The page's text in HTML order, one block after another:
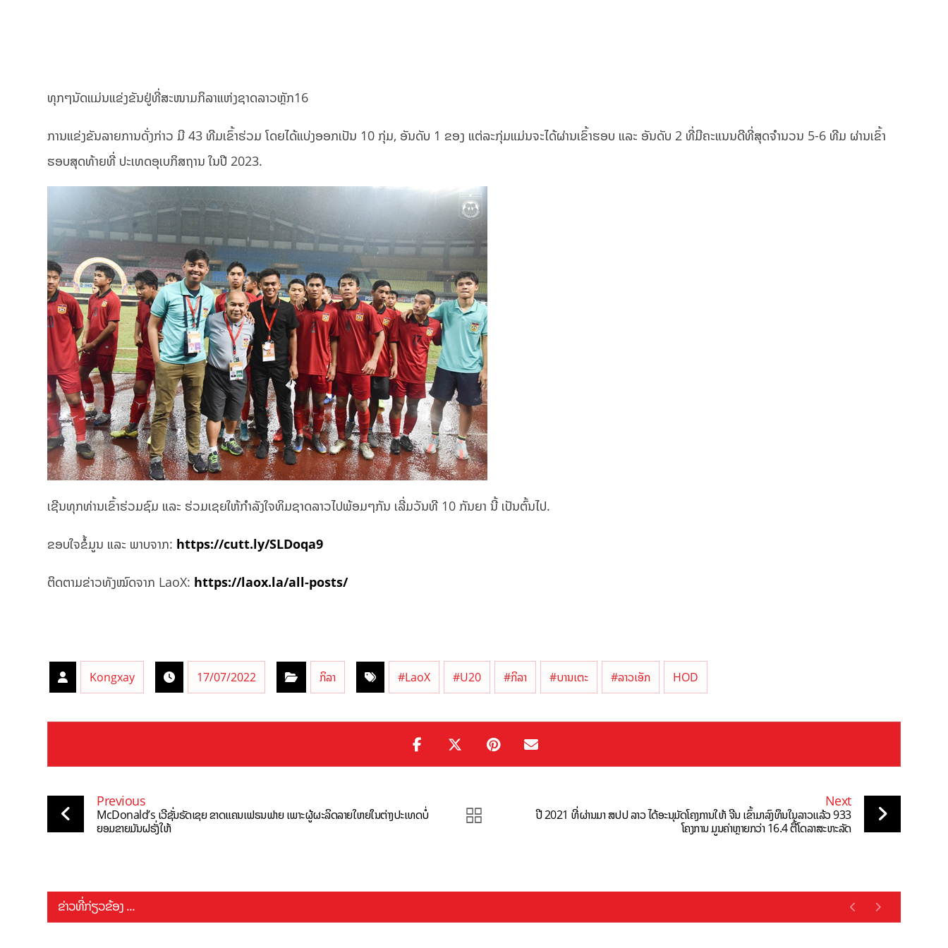
ທຸກໆນັດແມ່ນແຂ່ງຂັນຢູ່ທີ່ສະໜາມກິລາແຫ່ງຊາດລາວຫຼັກ16
ການແຂ່ງຂັນລາຍການດັ່ງກ່າວ ມີ 43 ທີມເຂົ້າຮ່ວມ ໂດຍໄດ້ແບ່ງອອກເປັນ 10 ກຸ່ມ, ອັນດັບ 1 ຂອງ ແຕ່ລະກຸ່ມແມ່ນຈະໄດ້ຜ່ານເຂົ້າຮອບ ແລະ ອັນດັບ 2 ທີ່ມີຄະແນນດີທີ່ສຸດຈຳນວນ 5-6 ທີມ ຜ່ານເຂົ້າ
ຮອບສຸດທ້າຍທີ່ ປະເທດອຸເບກິສຖານ ໃນປີ 2023.
ເຊີນທຸກທ່ານເຂົ້າຮ່ວມຊົມ ແລະ ຮ່ວມເຊຍໃຫ້ກຳລັງໃຈທິມຊາດລາວໄປພ້ອມໆກັນ ເລີ່ມວັນທີ 10 ກັນຍາ ນີ້ ເປັນຕົ້ນໄປ.
ຂອບໃຈຂໍ້ມູນ ແລະ ພາບຈາກ: https://cutt.ly/SLDoqa9
ຕິດຕາມຂ່າວທັງໝົດຈາກ LaoX: https://laox.la/all-posts/
Kongxay 17/07/2022 ກິລາ #LaoX #U20 #ກິລາ #ບານເຕະ #ລາວເອັກ HOD
Previous
McDonald’s ເວີຊັ່ນຣັດເຊຍ ຂາດແຄນເຟຣນຟາຍ ເພາະຜູ້ຜະລິດລາຍໃຫຍ່ໃນຕ່າງປະເທດບໍ່
ຍອມຂາຍມັນຝຣັ່ງໃຫ້
Next
ປີ 2021 ທີ່ຜ່ານມາ ສປປ ລາວ ໄດ້ອະນຸມັດໂຄງການໃຫ້ ຈີນ ເຂົ້າມາລົງທຶນໃນລາວແລ້ວ 933
ໂຄງການ ມູນຄ່າຫຼາຍກວ່າ 16.4 ຕື້ໂດລາສະຫະລັດ
ຂ່າວທີ່ກ່ຽວຂ້ອງ ...